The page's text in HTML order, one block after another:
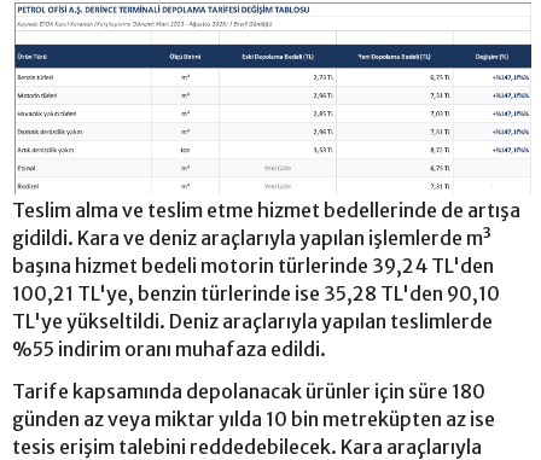
Teslim alma ve teslim etme hizmet bedellerinde de artışa
gidildi. Kara ve deniz araçlarıyla yapılan işlemlerde m³
başına hizmet bedeli motorin türlerinde 39,24 TL'den
100,21 TL'ye, benzin türlerinde ise 35,28 TL'den 90,10
TL'ye yükseltildi. Deniz araçlarıyla yapılan teslimlerde
%55 indirim oranı muhafaza edildi.
Tarife kapsamında depolanacak ürünler için süre 180
günden az veya miktar yılda 10 bin metreküpten az ise
tesis erişim talebini reddedebilecek. Kara araçlarıyla